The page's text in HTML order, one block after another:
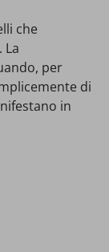
che
. La
per
di
in